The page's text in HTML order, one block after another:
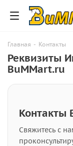
Главная - Контакты
Реквизиты
BuMMart.ru
Контакты
Свяжитесь с